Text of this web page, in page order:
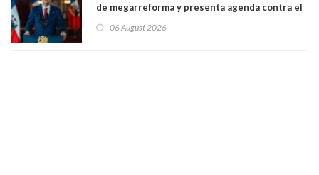
de megarreforma y presenta agenda contra el
06 August 2026